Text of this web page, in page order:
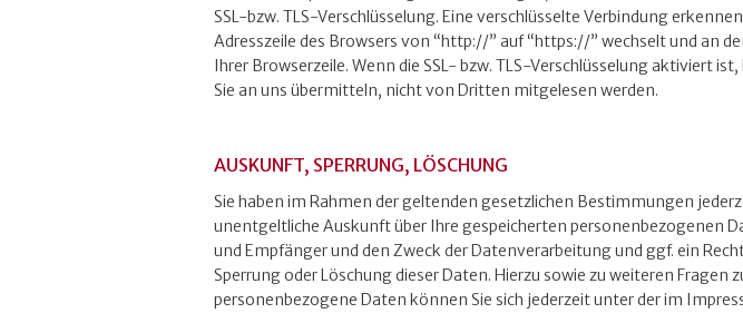
SSL-bzw. TLS-Verschlüsselung. Eine verschlüsselte Verbindung
Adresszeile des Browsers von “http://” auf “https://” wechselt und an
Ihrer Browserzeile. Wenn die SSL- bzw. TLS-Verschlüsselung aktiviert
Sie an uns übermitteln, nicht von Dritten mitgelesen werden.
AUSKUNFT, SPERRUNG, LÖSCHUNG
Sie haben im Rahmen der geltenden gesetzlichen Bestimmungen
unentgeltliche Auskunft über Ihre gespeicherten personenbezogenen
und Empfänger und den Zweck der Datenverarbeitung und ggf. ein
Sperrung oder Löschung dieser Daten. Hierzu sowie zu weiteren Fragen
personenbezogene Daten können Sie sich jederzeit unter der im